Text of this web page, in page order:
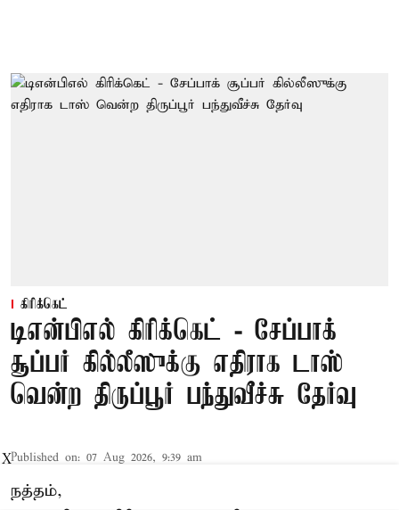
கிரிக்கெட்
டிஎன்பிஎல் கிரிக்கெட் - சேப்பாக்
சூப்பர் கில்லீஸுக்கு எதிராக டாஸ்
வென்ற திருப்பூர் பந்துவீச்சு தேர்வு
Published on: 07 Aug 2026, 9:39 am
நத்தம்,
X